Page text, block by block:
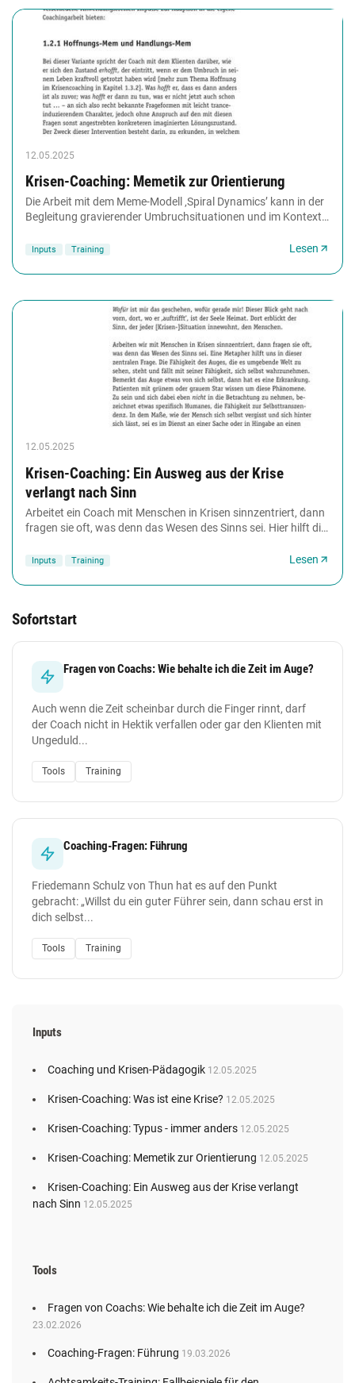
12.05.2025
Krisen-Coaching: Memetik zur Orientierung
Die Arbeit mit dem Meme-Modell ‚Spiral Dynamics’ kann in der
Begleitung gravierender Umbruchsituationen und im Kontext
Inputs Training Lesen
12.05.2025
Krisen-Coaching: Ein Ausweg aus der Krise
verlangt nach Sinn
Arbeitet ein Coach mit Menschen in Krisen sinnzentriert, dann
fragen sie oft, was denn das Wesen des Sinns sei. Hier hilft die
Inputs Training Lesen
Sofortstart
Fragen von Coachs: Wie behalte ich die Zeit im Auge?
Auch wenn die Zeit scheinbar durch die Finger rinnt, darf
der Coach nicht in Hektik verfallen oder gar den Klienten mit
Ungeduld...
Tools Training
Coaching-Fragen: Führung
Friedemann Schulz von Thun hat es auf den Punkt
gebracht: „Willst du ein guter Führer sein, dann schau erst in
dich selbst...
Tools Training
Inputs
Coaching und Krisen-Pädagogik 12.05.2025
Krisen-Coaching: Was ist eine Krise? 12.05.2025
Krisen-Coaching: Typus - immer anders 12.05.2025
Krisen-Coaching: Memetik zur Orientierung 12.05.2025
Krisen-Coaching: Ein Ausweg aus der Krise verlangt
nach Sinn 12.05.2025
Tools
Fragen von Coachs: Wie behalte ich die Zeit im Auge?
23.02.2026
Coaching-Fragen: Führung 19.03.2026